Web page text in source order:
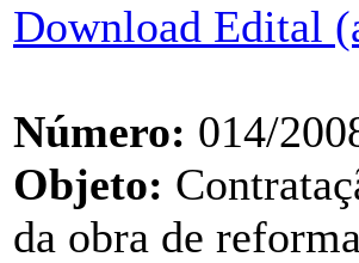
Download Edital
Número: 014/
Objeto:
da obra de